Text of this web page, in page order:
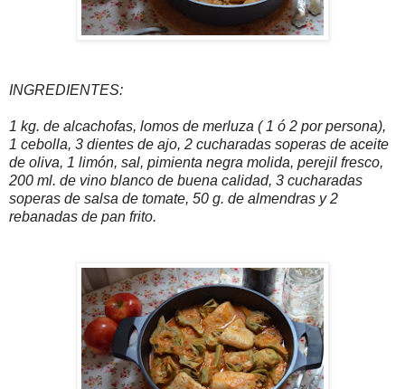
INGREDIENTES:
1 kg. de alcachofas, lomos de merluza ( 1 ó 2 por persona),
1 cebolla, 3 dientes de ajo, 2 cucharadas soperas de aceite
de oliva, 1 limón, sal, pimienta negra molida, perejil fresco,
200 ml. de vino blanco de buena calidad, 3 cucharadas
soperas de salsa de tomate, 50 g. de almendras y 2
rebanadas de pan frito.